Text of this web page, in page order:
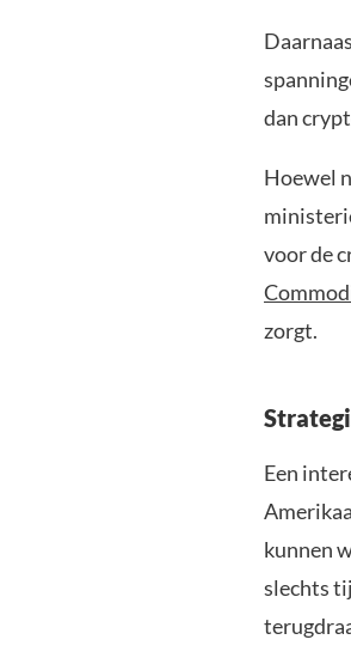
dan
Hoewel
voor de
zorgt.
Een
kunnen
slechts